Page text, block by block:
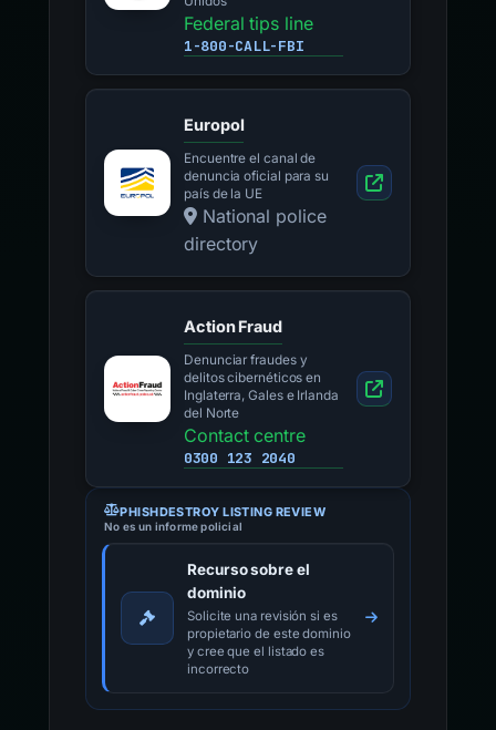
Federal tips line
1-800-CALL-FBI
Europol
Encuentre el canal de
denuncia oficial para su
país de la UE
National police
directory
Action Fraud
Denunciar fraudes y
delitos cibernéticos en
Inglaterra, Gales e Irlanda
del Norte
Contact centre
0300 123 2040
PHISHDESTROY LISTING REVIEW
No es un informe policial
Recurso sobre el
dominio
Solicite una revisión si es
propietario de este dominio
y cree que el listado es
incorrecto